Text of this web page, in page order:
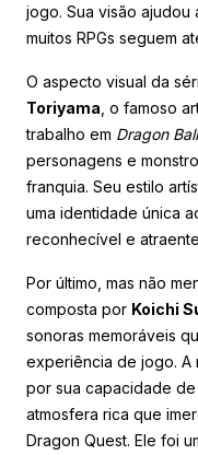
jogo. Sua visão ajudou
muitos RPGs seguem
O aspecto visual da
Toriyama , o famoso
trabalho em Dragon Ball
personagens e
franquia. Seu estilo
uma identidade única
reconhecível e
Por último, mas não
composta por Koichi
sonoras memoráveis
experiência de jogo. A
por sua capacidade
atmosfera rica que
Dragon Quest. Ele foi